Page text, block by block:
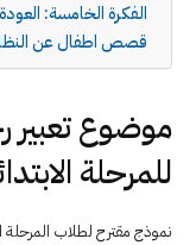
الفكرة الخامسة:
قصص اطفال عن
موضوع تعبير
للمرحلة
نموذج مقترح لطلاب